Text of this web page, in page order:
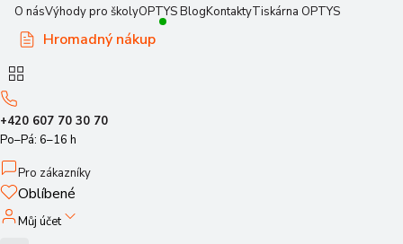
O násVýhody pro školyOPTYS BlogKontaktyTiskárna OPTYS
Hromadný nákup
+420 607 70 30 70
Po–Pá: 6–16 h
Pro zákazníky
Oblíbené
Můj účet